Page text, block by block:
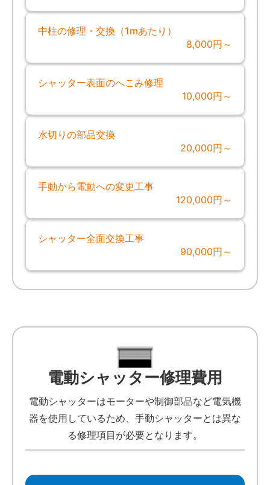
中柱の修理・交換（1mあたり）
8,000円～
シャッター表面のへこみ修理
10,000円～
水切りの部品交換
20,000円～
手動から電動への変更工事
120,000円～
シャッター全面交換工事
90,000円～
電動シャッター修理費用
電動シャッターはモーターや制御部品など電気機
器を使用しているため、手動シャッターとは異な
る修理項目が必要となります。